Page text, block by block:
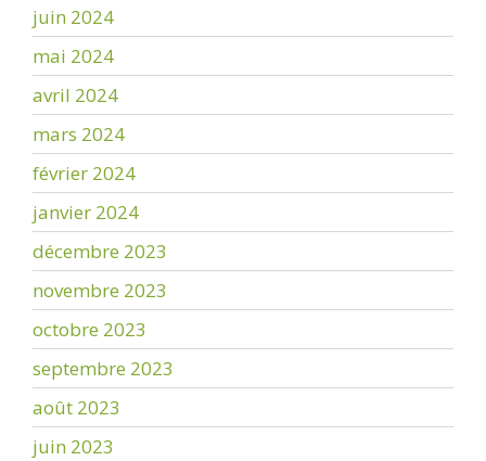
juin 2024
mai 2024
avril 2024
mars 2024
février 2024
janvier 2024
décembre 2023
novembre 2023
octobre 2023
septembre 2023
août 2023
juin 2023